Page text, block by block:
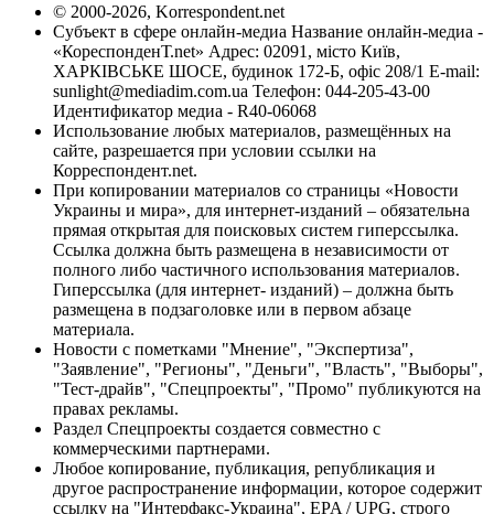
© 2000-2026, Korrespondent.net
Субъект в сфере онлайн-медиа Название онлайн-медиа -
«КореспонденТ.net» Адрес: 02091, місто Київ,
ХАРКІВСЬКЕ ШОСЕ, будинок 172-Б, офіс 208/1 E-mail:
sunlight@mediadim.com.ua Телефон: 044-205-43-00
Идентификатор медиа - R40-06068
Использование любых материалов, размещённых на
сайте, разрешается при условии ссылки на
Корреспондент.net.
При копировании материалов со страницы «Новости
Украины и мира», для интернет-изданий – обязательна
прямая открытая для поисковых систем гиперссылка.
Ссылка должна быть размещена в независимости от
полного либо частичного использования материалов.
Гиперссылка (для интернет- изданий) – должна быть
размещена в подзаголовке или в первом абзаце
материала.
Новости с пометками "Мнение", "Экспертиза",
"Заявление", "Регионы", "Деньги", "Власть", "Выборы",
"Тест-драйв", "Спецпроекты", "Промо" публикуются на
правах рекламы.
Раздел Спецпроекты создается совместно с
коммерческими партнерами.
Любое копирование, публикация, републикация и
другое распространение информации, которое содержит
ссылку на "Интерфакс-Украина", EPA / UPG, строго